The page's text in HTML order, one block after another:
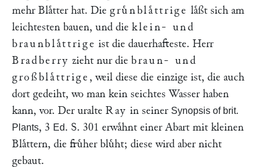
mehr Blaͤtter hat. Die gruͤnblaͤttrige laͤßt sich am
leichtesten bauen, und die klein- und
braunblaͤttrige ist die dauerhafteste. Herr
Bradberry zieht nur die braun- und
großblaͤttrige , weil diese die einzige ist, die auch
dort gedeiht, wo man kein seichtes Wasser haben
kann, vor. Der uralte Ray in seiner Synopsis of brit.
Plants, 3 Ed. S. 301 erwaͤhnt einer Abart mit kleinen
Blaͤttern, die fruͤher bluͤht; diese wird aber nicht
gebaut.